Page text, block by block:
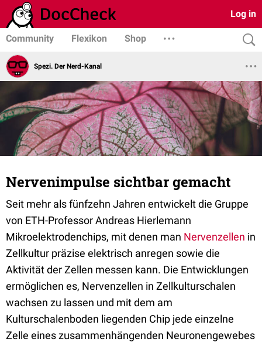
Log in
Community Flexikon Shop
Spezi. Der Nerd-Kanal
Nervenimpulse sichtbar gemacht
Seit mehr als fünfzehn Jahren entwickelt die Gruppe
von ETH-Professor Andreas Hierlemann
Mikroelektrodenchips, mit denen man Nervenzellen in
Zellkultur präzise elektrisch anregen sowie die
Aktivität der Zellen messen kann. Die Entwicklungen
ermöglichen es, Nervenzellen in Zellkulturschalen
wachsen zu lassen und mit dem am
Kulturschalenboden liegenden Chip jede einzelne
Zelle eines zusammenhängenden Neuronengewebes